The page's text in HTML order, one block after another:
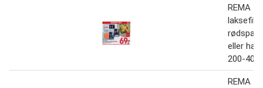
REMA
eller
200-400
REMA